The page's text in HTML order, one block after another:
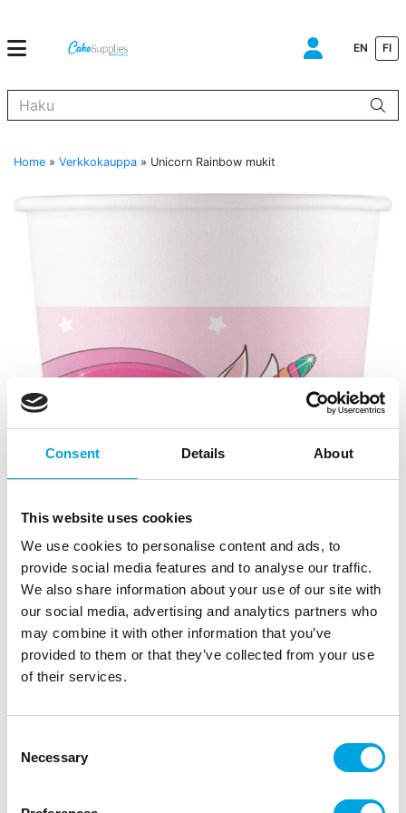
Consent Details About
This website uses cookies
We use cookies to personalise content and ads, to
provide social media features and to analyse our traffic.
We also share information about your use of our site with
our social media, advertising and analytics partners who
may combine it with other information that you’ve
provided to them or that they’ve collected from your use
of their services.
Selection
Necessary
EN FI
Home » Verkkokauppa » Unicorn Rainbow mukit
Unicorn Rainbow mukit
Tuotetunnus (SKU): 93759 |
EAN: 5201184937594 Myyntiyksikkö: 12